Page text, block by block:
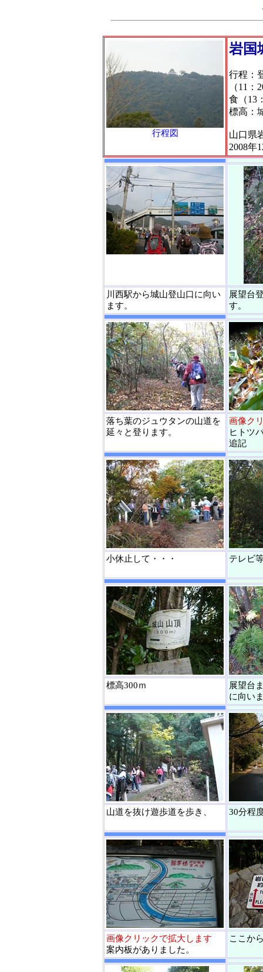
行程図
岩国
行程：
（11
食（13
標高：
山口県
2008年
川西駅から城山登山口に向い
ます。
展望台
す。
落ち葉のジュウタンの山道を
延々と登ります。
画像ク
ヒトツ
追記
小休止して・・・ テレビ
標高300ｍ
展望台
に向い
山道を抜け遊歩道を歩き、 30分程
画像クリックで拡大します
案内板がありました。
ここか